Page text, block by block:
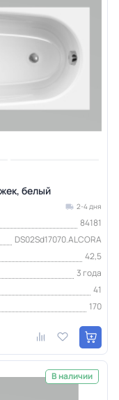
белый
2-4 дня
84181
DS02Sd17070.ALCORA
42,5
3 года
41
170
В наличии